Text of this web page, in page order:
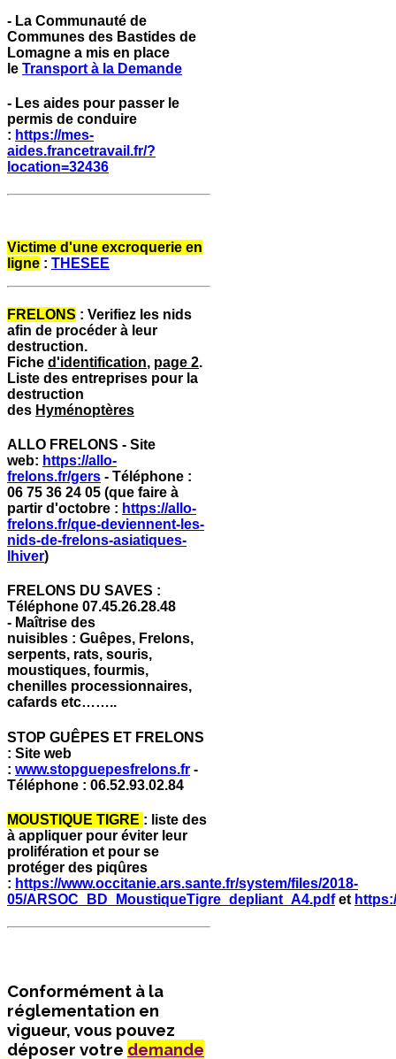
- La Communauté de
Communes des Bastides de
Lomagne a mis en place
le Transport à la Demande
- Les aides pour passer le
permis de conduire
: https://mes-
aides.francetravail.fr/?
location=32436
Victime d'une excroquerie en
ligne : THESEE
FRELONS : Verifiez les nids
afin de procéder à leur
destruction.
Fiche d'identification, page 2.
Liste des entreprises pour la
destruction
des Hyménoptères
ALLO FRELONS - Site
web: https://allo-
frelons.fr/gers - Téléphone :
06 75 36 24 05 (que faire à
partir d'octobre : https://allo-
frelons.fr/que-deviennent-les-
nids-de-frelons-asiatiques-
lhiver)
FRELONS DU SAVES :
Téléphone 07.45.26.28.48
- Maîtrise des
nuisibles : Guêpes, Frelons,
serpents, rats, souris,
moustiques, fourmis,
chenilles processionnaires,
cafards etc……..
STOP GUÊPES ET FRELONS
: Site web
: www.stopguepesfrelons.fr -
Téléphone : 06.52.93.02.84
MOUSTIQUE TIGRE : liste des
à appliquer pour éviter leur
prolifération et pour se
protéger des piqûres
: https://www.occitanie.ars.sante.fr/system/files/2018-
05/ARSOC_BD_MoustiqueTigre_depliant_A4.pdfet
Conformément à la
réglementation en
vigueur, vous pouvez
déposer votre demande